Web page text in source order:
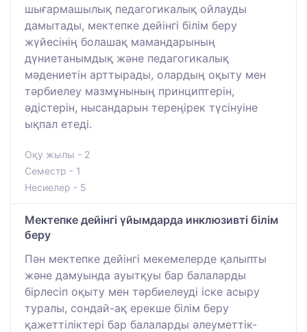
шығармашылық педагогикалық ойлауды
дамытады, мектепке дейінгі білім беру
жүйесінің болашақ мамандарының
дүниетанымдық және педагогикалық
мәдениетін арттырады, олардың оқыту мен
тәрбиелеу мазмұнының принциптерін,
әдістерін, нысандарын тереңірек түсінуіне
ықпал етеді.
Оқу жылы - 2
Семестр - 1
Несиелер - 5
Мектепке дейінгі үйымдарда инклюзивті білім
беру
Пән мектепке дейінгі мекемелерде қалыпты
және дамуында ауытқуы бар балаларды
бірлесіп оқыту мен тәрбиелеуді іске асыру
туралы, сондай-ақ ерекше білім беру
қажеттіліктері бар балаларды әлеуметтік-